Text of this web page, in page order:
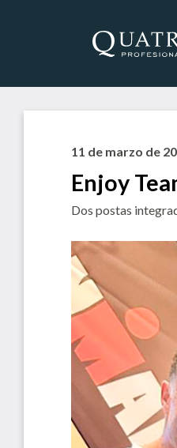
11 de marzo de
Enjoy
Dos postas